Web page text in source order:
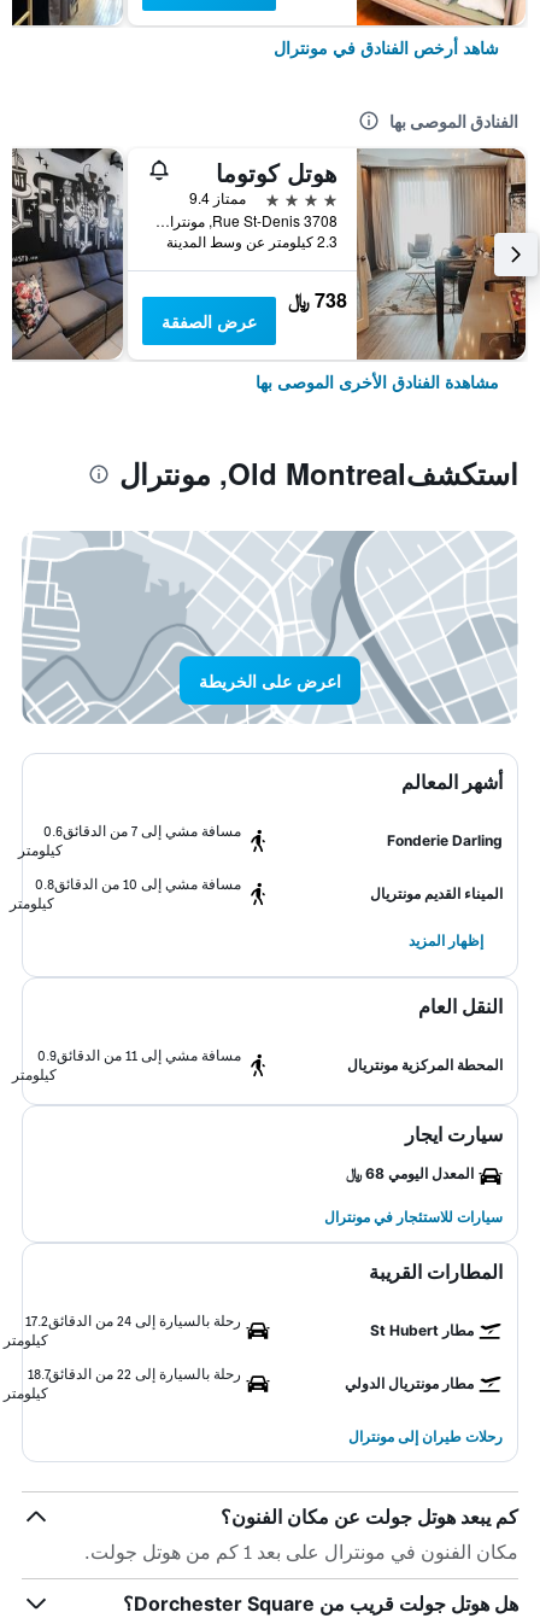
شاهد أرخص الفنادق في مونترال
الفنادق الموصى بها
هوتل كوتوما
4 نجوم
ممتاز 9.4
3708 Rue St-Denis, مونترال, QC, كندا
2.3 كيلومتر عن وسط المدينة
738 ﷼
عرض الصفقة
مشاهدة الفنادق الأخرى الموصى بها
استكشفOld Montreal, مونترال
اعرض على الخريطة
أشهر المعالم
Fonderie Darling
مسافة مشي إلى 7 من الدقائق
0.6
كيلومتر
الميناء القديم مونتريال
مسافة مشي إلى 10 من الدقائق
0.8
كيلومتر
إظهار المزيد
النقل العام
المحطة المركزية مونتريال
مسافة مشي إلى 11 من الدقائق
0.9
كيلومتر
سيارت ايجار
المعدل اليومي 68 ﷼
سيارات للاستئجار في مونترال
المطارات القريبة
مطار St Hubert
رحلة بالسيارة إلى 24 من الدقائق
17.2
كيلومتر
مطار مونتريال الدولي
رحلة بالسيارة إلى 22 من الدقائق
18.7
كيلومتر
رحلات طيران إلى مونترال
كم يبعد هوتل جولت عن مكان الفنون؟
مكان الفنون في مونترال على بعد 1 كم من هوتل جولت.
هل هوتل جولت قريب من Dorchester Square؟